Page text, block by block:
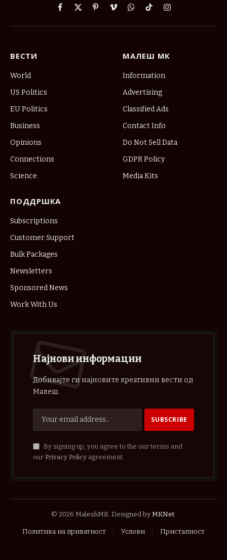
Facebook
X
PinterestVimeoWhatsApp
TikTokInstagram
ВЕСТИ
World
US Politics
EU Politics
Business
Opinions
Connections
Science
МАЛЕШ МК
Information
Advertising
Classified Ads
Contact Info
Do Not Sell Data
GDPR Policy
Media Kits
ПОДДРШКА
Subscriptions
Customer Support
Bulk Packages
Newsletters
Sponsored News
Work With Us
Најнови информации
Добивајте ги најновите креативни вести од
Малеш.
By signing up, you agree to the our terms and
our Privacy Policyagreement.
© 2026 MaleshMK. Designed by MKNet
Политика на приватност Услови Пристапност